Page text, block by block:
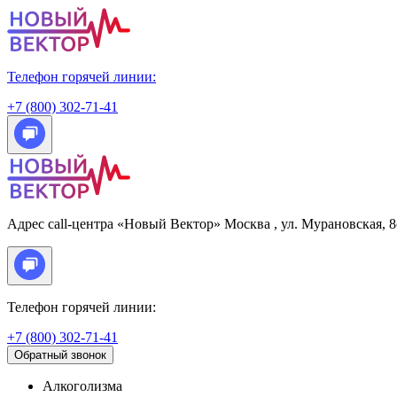
Телефон горячей линии:
+7 (800) 302-71-41
Адрес call-центра «Новый Вектор» Москва , ул. Мурановская,
Телефон горячей линии:
+7 (800) 302-71-41
Обратный звонок
Алкоголизма